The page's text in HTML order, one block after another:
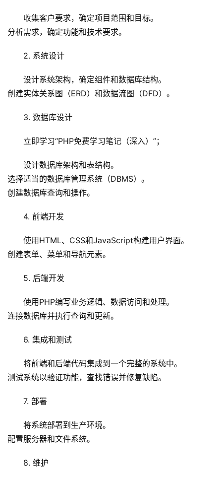
页
虚
拟
术
D
网
网
收集客户要求，确定项目范围和目标。
分析需求，确定功能和技术要求。
2. 系统设计
设计系统架构，确定组件和数据库结构。
创建实体关系图（ERD）和数据流图（DFD）。
3. 数据库设计
立即学习“PHP免费学习笔记（深入）”；
设计数据库架构和表结构。
选择适当的数据库管理系统（DBMS）。
创建数据库查询和操作。
4. 前端开发
使用HTML、CSS和JavaScript构建用户界面。
创建表单、菜单和导航元素。
5. 后端开发
使用PHP编写业务逻辑、数据访问和处理。
连接数据库并执行查询和更新。
6. 集成和测试
将前端和后端代码集成到一个完整的系统中。
测试系统以验证功能，查找错误并修复缺陷。
7. 部署
将系统部署到生产环境。
配置服务器和文件系统。
8. 维护